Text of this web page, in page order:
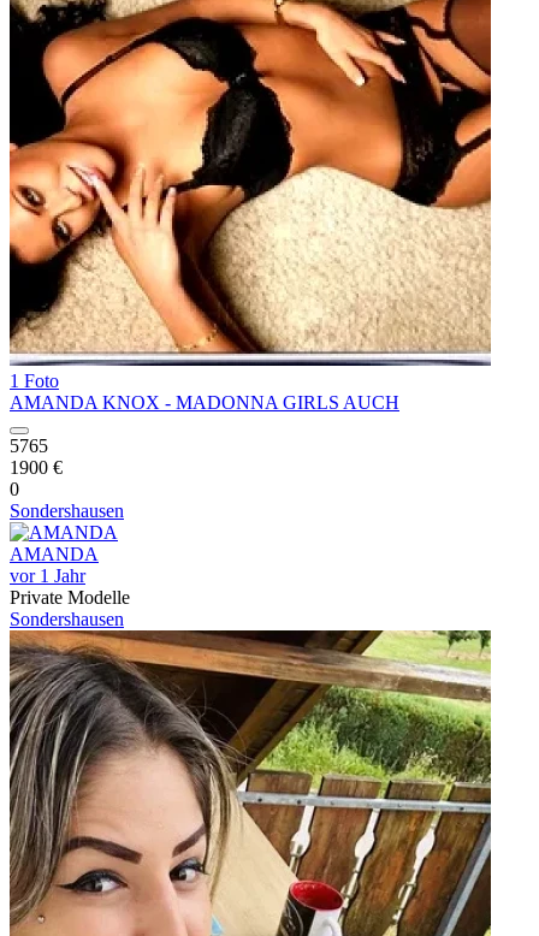
1 Foto
AMANDA KNOX - MADONNA GIRLS AUCH
5765
1900 €
0
Sondershausen
AMANDA
vor 1 Jahr
Private Modelle
Sondershausen